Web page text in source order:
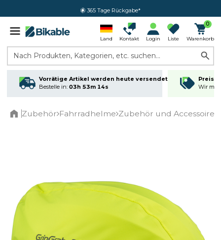
365 Tage Rückgabe*
Land Kontakt Login Liste
0
Warenkorb
Nach Produkten, Kategorien, etc. suchen...
Vorrätige Artikel werden heute versendet
Bestelle in: 03h 53m 14s
Wir
Zubehör Fahrradhelme Zubehör und